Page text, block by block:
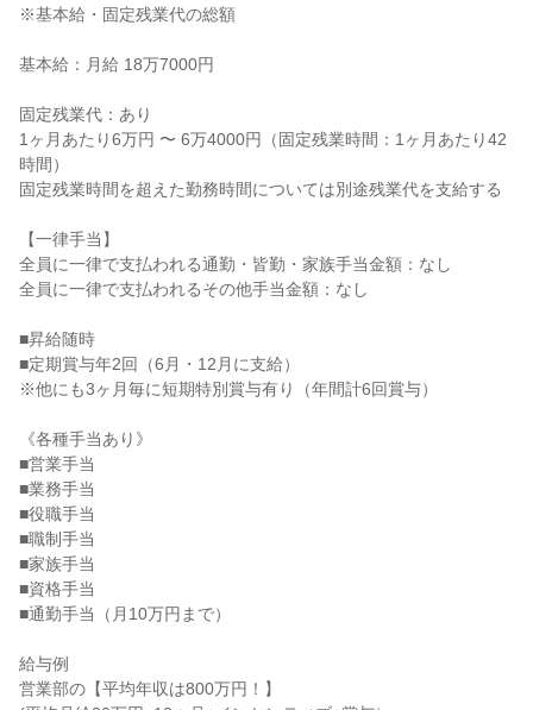
※基本給・固定残業代の総額
基本給：月給 18万7000円
固定残業代：あり
1ヶ月あたり6万円 〜 6万4000円（固定残業時間：1ヶ月あたり42
時間）
固定残業時間を超えた勤務時間については別途残業代を支給する
【一律手当】
全員に一律で支払われる通勤・皆勤・家族手当金額：なし
全員に一律で支払われるその他手当金額：なし
■昇給随時
■定期賞与年2回（6月・12月に支給）
※他にも3ヶ月毎に短期特別賞与有り（年間計6回賞与）
《各種手当あり》
■営業手当
■業務手当
■役職手当
■職制手当
■家族手当
■資格手当
■通勤手当（月10万円まで）
給与例
営業部の【平均年収は800万円！】